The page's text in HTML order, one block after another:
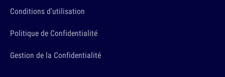
Conditions d'utilisation
Politique de Confidentialité
Gestion de la Confidentialité